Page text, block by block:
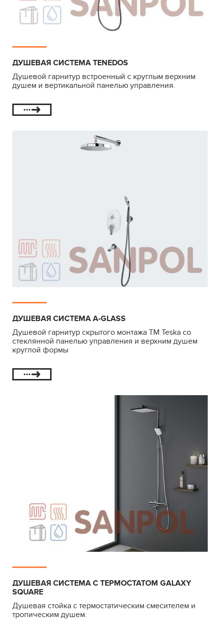
ДУШЕВАЯ СИСТЕМА TENEDOS
Душевой гарнитур встроенный с круглым верхним
душем и вертикальной панелью управления.
ДУШЕВАЯ СИСТЕМА А-GLASS
Душевой гарнитур скрытого монтажа ТМ Teska со
стеклянной панелью управления и верхним душем
круглой формы
ДУШЕВАЯ СИСТЕМА С ТЕРМОСТАТОМ GALAXY
SQUARE
Душевая стойка с термостатическим смесителем и
тропическим душем.